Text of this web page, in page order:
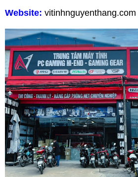
Website: vitinhnguyenthang.com